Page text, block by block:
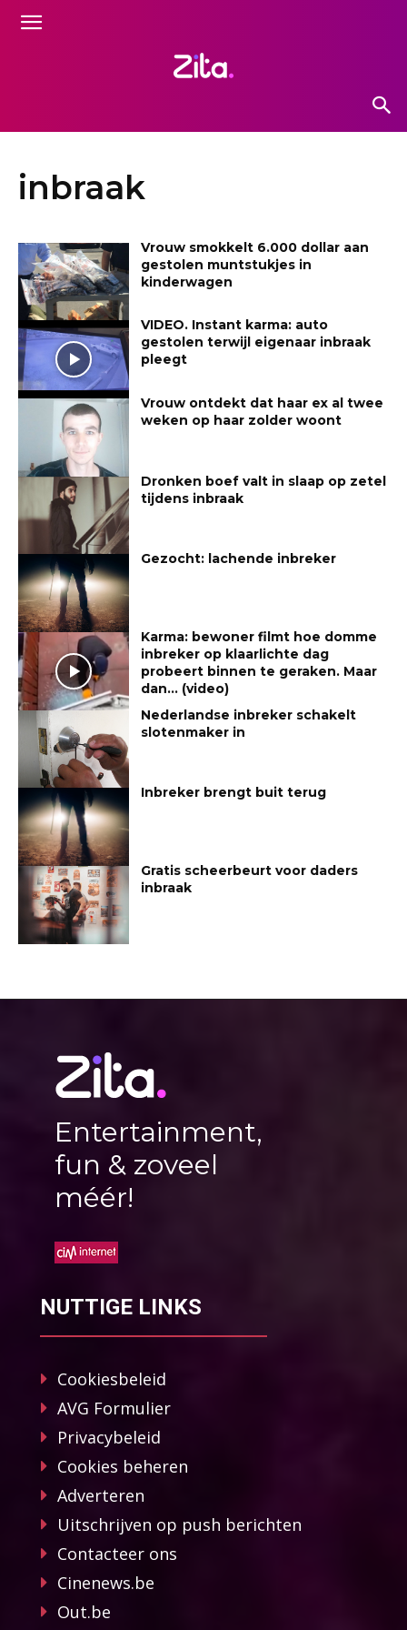
inbraak
Vrouw smokkelt 6.000 dollar aan
gestolen muntstukjes in
kinderwagen
VIDEO. Instant karma: auto
gestolen terwijl eigenaar inbraak
pleegt
Vrouw ontdekt dat haar ex al twee
weken op haar zolder woont
Dronken boef valt in slaap op zetel
tijdens inbraak
Gezocht: lachende inbreker
Karma: bewoner filmt hoe domme
inbreker op klaarlichte dag
probeert binnen te geraken. Maar
dan… (video)
Nederlandse inbreker schakelt
slotenmaker in
Inbreker brengt buit terug
Gratis scheerbeurt voor daders
inbraak
Entertainment,
fun & zoveel
méér!
NUTTIGE LINKS
Cookiesbeleid
AVG Formulier
Privacybeleid
Cookies beheren
Adverteren
Uitschrijven op push berichten
Contacteer ons
Cinenews.be
Out.be